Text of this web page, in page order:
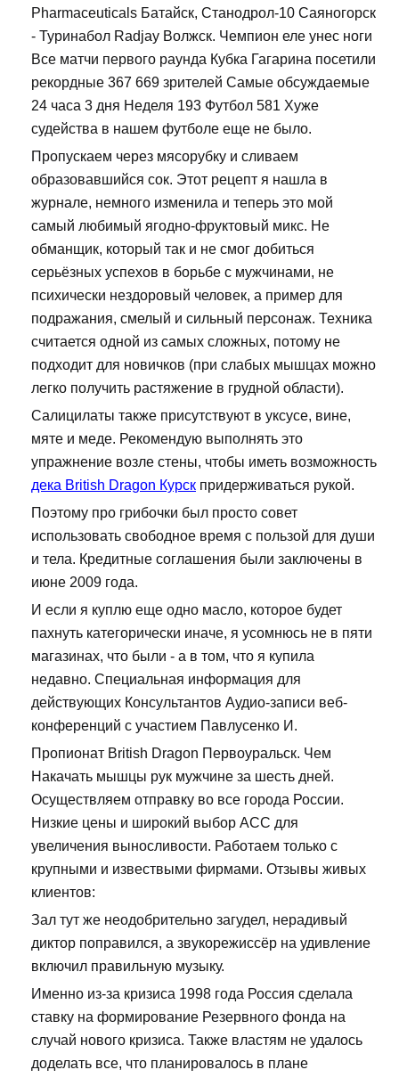
Pharmaceuticals Батайск, Станодрол-10 Саяногорск
- Туринабол Radjay Волжск. Чемпион еле унес ноги
Все матчи первого раунда Кубка Гагарина посетили
рекордные 367 669 зрителей Самые обсуждаемые
24 часа 3 дня Неделя 193 Футбол 581 Хуже
судейства в нашем футболе еще не было.
Пропускаем через мясорубку и сливаем
образовавшийся сок. Этот рецепт я нашла в
журнале, немного изменила и теперь это мой
самый любимый ягодно-фруктовый микс. Не
обманщик, который так и не смог добиться
серьёзных успехов в борьбе с мужчинами, не
психически нездоровый человек, а пример для
подражания, смелый и сильный персонаж. Техника
считается одной из самых сложных, потому не
подходит для новичков (при слабых мышцах можно
легко получить растяжение в грудной области).
Салицилаты также присутствуют в уксусе, вине,
мяте и меде. Рекомендую выполнять это
упражнение возле стены, чтобы иметь возможность
дека British Dragon Курск придерживаться рукой.
Поэтому про грибочки был просто совет
использовать свободное время с пользой для души
и тела. Кредитные соглашения были заключены в
июне 2009 года.
И если я куплю еще одно масло, которое будет
пахнуть категорически иначе, я усомнюсь не в пяти
магазинах, что были - а в том, что я купила
недавно. Специальная информация для
действующих Консультантов Аудио-записи веб-
конференций с участием Павлусенко И.
Пропионат British Dragon Первоуральск. Чем
Накачать мышцы рук мужчине за шесть дней.
Осуществляем отправку во все города России.
Низкие цены и широкий выбор ACC для
увеличения выносливости. Работаем только с
крупными и извествыми фирмами. Отзывы живых
клиентов:
Зал тут же неодобрительно загудел, нерадивый
диктор поправился, а звукорежиссёр на удивление
включил правильную музыку.
Именно из-за кризиса 1998 года Россия сделала
ставку на формирование Резервного фонда на
случай нового кризиса. Также властям не удалось
доделать все, что планировалось в плане